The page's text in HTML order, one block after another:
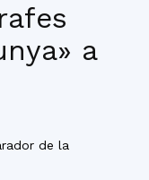
a
de la